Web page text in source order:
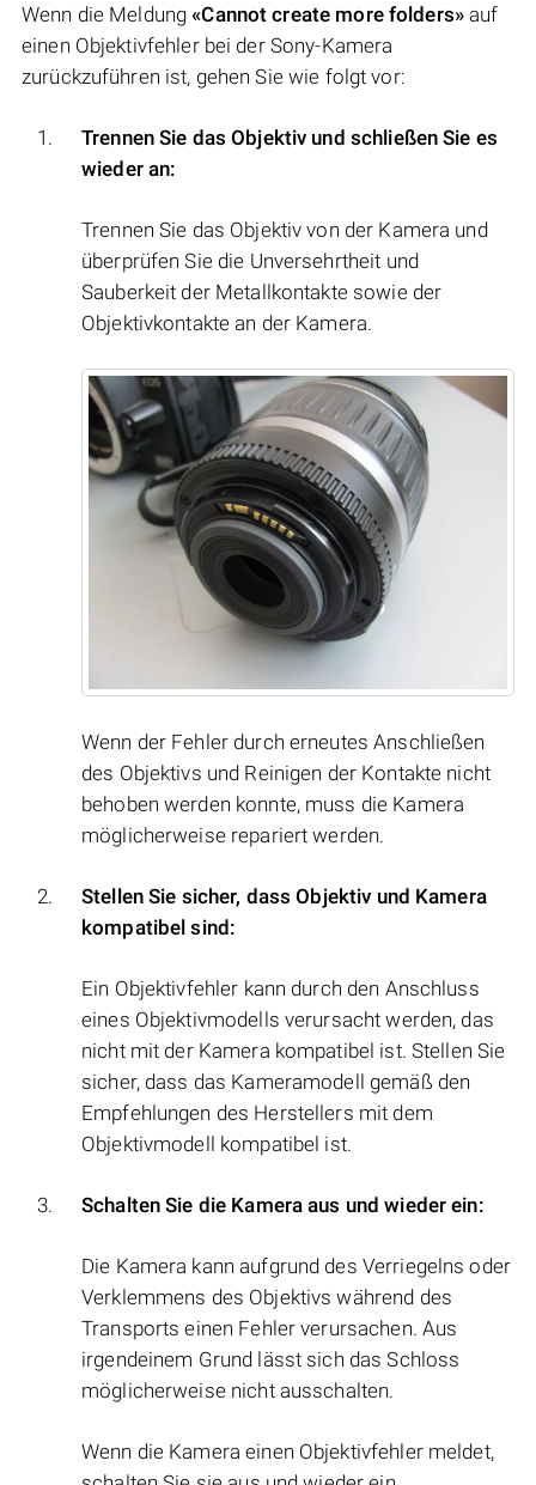
Wenn die Meldung«Cannot create more folders» auf
einen Objektivfehler bei der Sony-Kamera
zurückzuführen ist, gehen Sie wie folgt vor:
Trennen Sie das Objektiv und schließen Sie es
wieder an:
Trennen Sie das Objektiv von der Kamera und
überprüfen Sie die Unversehrtheit und
Sauberkeit der Metallkontakte sowie der
Objektivkontakte an der Kamera.
Wenn der Fehler durch erneutes Anschließen
des Objektivs und Reinigen der Kontakte nicht
behoben werden konnte, muss die Kamera
möglicherweise repariert werden.
Stellen Sie sicher, dass Objektiv und Kamera
kompatibel sind:
Ein Objektivfehler kann durch den Anschluss
eines Objektivmodells verursacht werden, das
nicht mit der Kamera kompatibel ist. Stellen Sie
sicher, dass das Kameramodell gemäß den
Empfehlungen des Herstellers mit dem
Objektivmodell kompatibel ist.
Schalten Sie die Kamera aus und wieder ein:
Die Kamera kann aufgrund des Verriegelns oder
Verklemmens des Objektivs während des
Transports einen Fehler verursachen. Aus
irgendeinem Grund lässt sich das Schloss
möglicherweise nicht ausschalten.
Wenn die Kamera einen Objektivfehler meldet,